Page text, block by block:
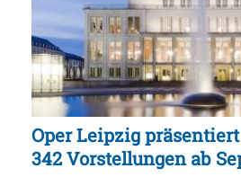
Oper Leipzig
342 Vorstellungen ab